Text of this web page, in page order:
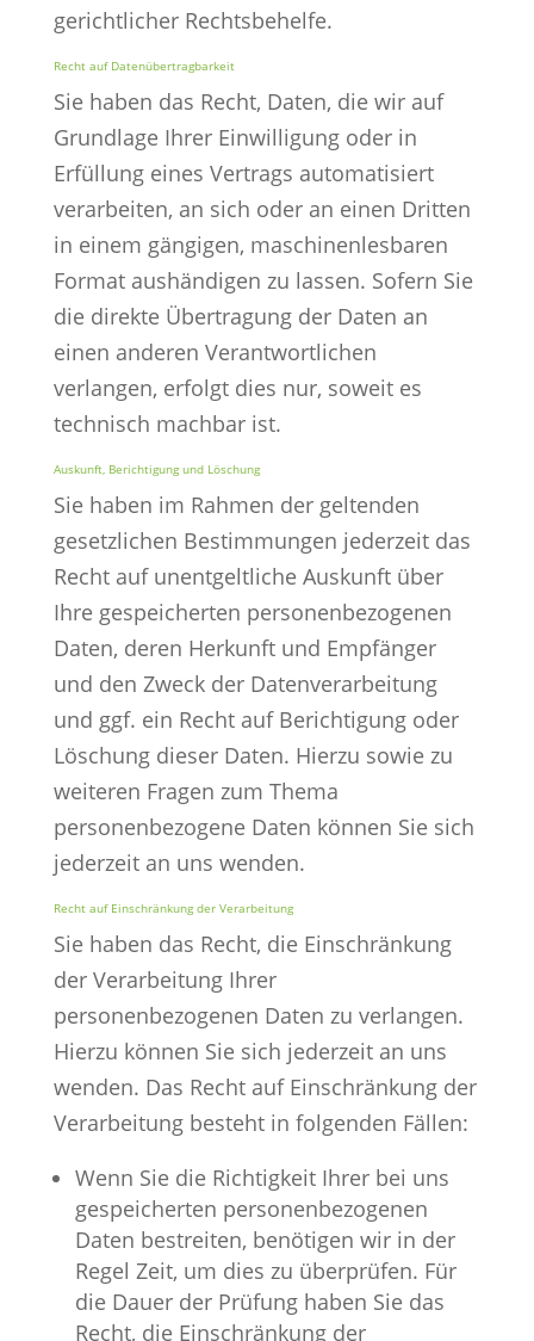
gerichtlicher Rechtsbehelfe.
Recht auf Daten­übertrag­barkeit
Sie haben das Recht, Daten, die wir auf
Grundlage Ihrer Einwilligung oder in
Erfüllung eines Vertrags automatisiert
verarbeiten, an sich oder an einen Dritten
in einem gängigen, maschinenlesbaren
Format aushändigen zu lassen. Sofern Sie
die direkte Übertragung der Daten an
einen anderen Verantwortlichen
verlangen, erfolgt dies nur, soweit es
technisch machbar ist.
Auskunft, Berichtigung und Löschung
Sie haben im Rahmen der geltenden
gesetzlichen Bestimmungen jederzeit das
Recht auf unentgeltliche Auskunft über
Ihre gespeicherten personenbezogenen
Daten, deren Herkunft und Empfänger
und den Zweck der Datenverarbeitung
und ggf. ein Recht auf Berichtigung oder
Löschung dieser Daten. Hierzu sowie zu
weiteren Fragen zum Thema
personenbezogene Daten können Sie sich
jederzeit an uns wenden.
Recht auf Einschränkung der Verarbeitung
Sie haben das Recht, die Einschränkung
der Verarbeitung Ihrer
personenbezogenen Daten zu verlangen.
Hierzu können Sie sich jederzeit an uns
wenden. Das Recht auf Einschränkung der
Verarbeitung besteht in folgenden Fällen:
Wenn Sie die Richtigkeit Ihrer bei uns
gespeicherten personenbezogenen
Daten bestreiten, benötigen wir in der
Regel Zeit, um dies zu überprüfen. Für
die Dauer der Prüfung haben Sie das
Recht, die Einschränkung der